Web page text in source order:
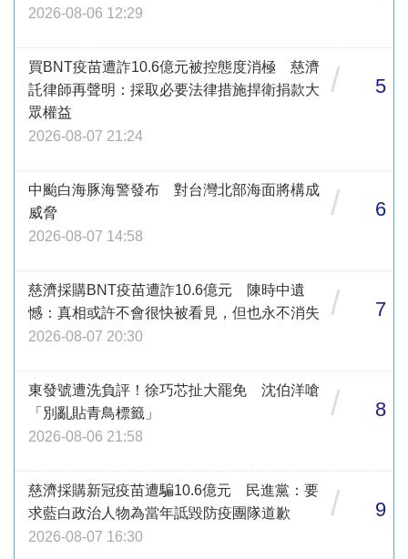
2026-08-06 12:29
買BNT疫苗遭詐10.6億元被控態度消極 慈濟
託律師再聲明：採取必要法律措施捍衛捐款大
眾權益
2026-08-07 21:24
/ 5
中颱白海豚海警發布 對台灣北部海面將構成
威脅
2026-08-07 14:58
/ 6
慈濟採購BNT疫苗遭詐10.6億元 陳時中遺
憾：真相或許不會很快被看見，但也永不消失
2026-08-07 20:30
/ 7
東發號遭洗負評！徐巧芯扯大罷免 沈伯洋嗆
「別亂貼青鳥標籤」
2026-08-06 21:58
/ 8
慈濟採購新冠疫苗遭騙10.6億元 民進黨：要
求藍白政治人物為當年詆毀防疫團隊道歉
2026-08-07 16:30
/ 9